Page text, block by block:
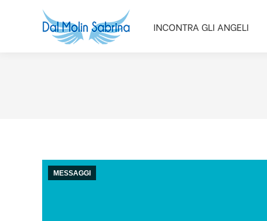
INCONTRA GLI ANGELI
MESSAGGI